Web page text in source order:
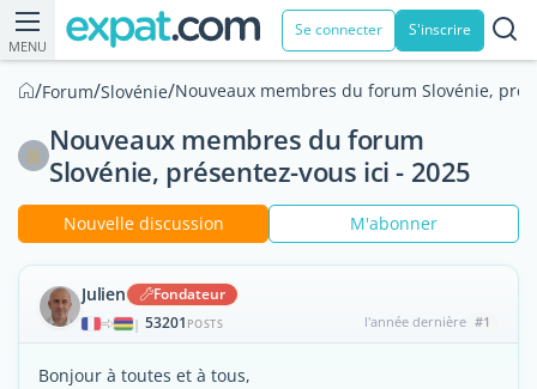
MENU
Se connecter S'inscrire
/Forum/Slovénie/Nouveaux membres du forum Slovénie,
Nouveaux membres du forum
Slovénie, présentez-vous ici - 2025
Nouvelle discussion M'abonner
Julien Fondateur
| 53201 POSTS l'année dernière #1
Bonjour à toutes et à tous,